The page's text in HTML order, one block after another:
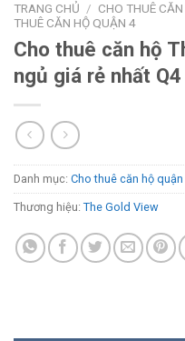
TRANG CHỦ / CHO THUÊ
THUÊ CĂN HỘ QUẬN 4
Cho thuê căn hộ
ngủ giá rẻ nhất
Danh mục: Cho thuê căn hộ quận
Thương hiệu: The Gold View